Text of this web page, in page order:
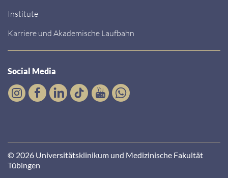
Institute
Karriere und Akademische Laufbahn
Social Media
© 2026 Universitätsklinikum und Medizinische Fakultät
Tübingen